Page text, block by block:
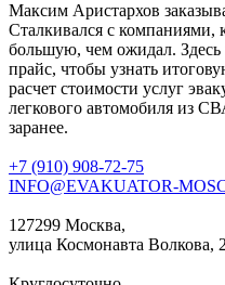
Максим Аристархов
Сталкивался с компаниями,
большую, чем ожидал.
прайс, чтобы узнать
расчет стоимости услуг
легкового автомобиля из
заранее.
+7 (910) 908-72-75
INFO@EVAKUATOR-
127299 Москва,
улица Космонавта Волкова,